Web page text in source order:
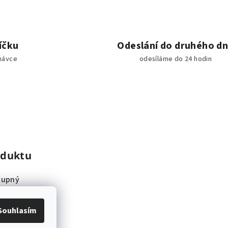
Odeslání do druhého
odesíláme do 24 hodin